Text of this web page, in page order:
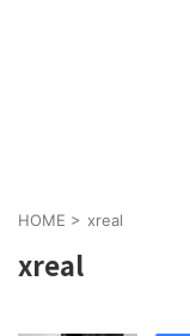
HOME > xreal
xreal